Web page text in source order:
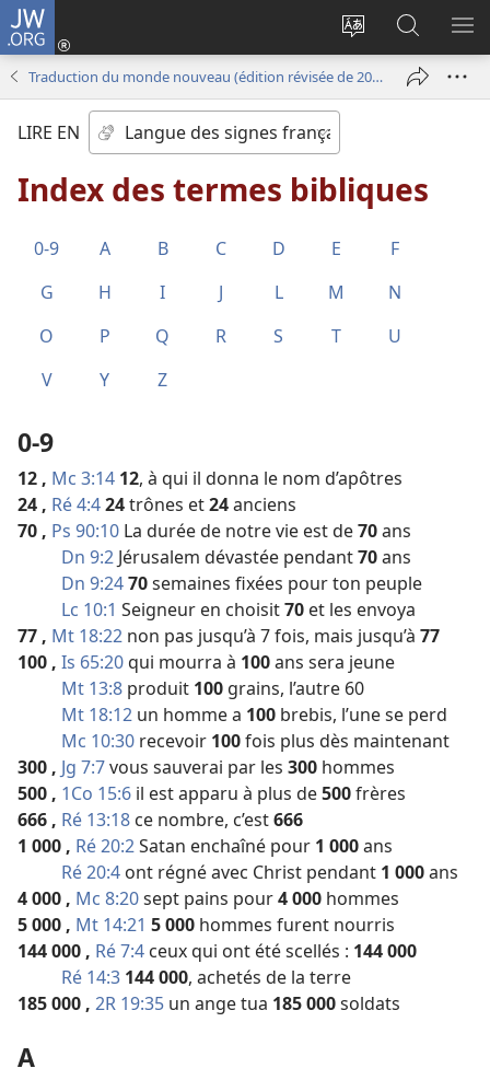
JW.ORG
Changer
la
langue
Se
connecter
(ouvre
nouvelle
fenêtre)
sur
JW.ORG
Traduction du monde nouveau (édition révisée de 2018)
LIRE EN
Index des termes bibliques
0-9 A B C D E
F
G
H I J L M
N
O
P Q R S T
U
V
Y Z
0-9
12 , Mc 3:14 12, à qui il donna le nom d’apôtres
24 , Ré 4:424trônes et24anciens
70 , Ps 90:10 La durée de notre vie est de70ans
Dn 9:2 Jérusalem dévastée pendant70ans
Dn 9:2470semaines fixées pour ton peuple
Lc 10:1 Seigneur en choisit70 et les envoya
77 , Mt 18:22 non pas jusqu’à 7 fois, mais jusqu’à 77
100 , Is 65:20qui mourra à 100ans sera jeune
Mt 13:8 produit 100 grains, l’autre 60
Mt 18:12 un homme a 100 brebis, l’une se perd
Mc 10:30 recevoir 100fois plus dès maintenant
300 , Jg 7:7vous sauverai par les 300 hommes
500 , 1Co 15:6 il est apparu à plus de500frères
666 , Ré 13:18 ce nombre, c’est666
1 000 , Ré 20:2Satan enchaîné pour 1 000ans
Ré 20:4 ont régné avec Christ pendant 1 000ans
4 000 , Mc 8:20sept pains pour4 000 hommes
5 000 , Mt 14:21 5 000 hommes furent nourris
144 000 , Ré 7:4 ceux qui ont été scellés : 144 000
Ré 14:3 144 000, achetés de la terre
185 000 , 2R 19:35 un ange tua 185 000soldats
A